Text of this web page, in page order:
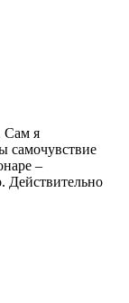
Сам я
самочувствие
–
Действительно